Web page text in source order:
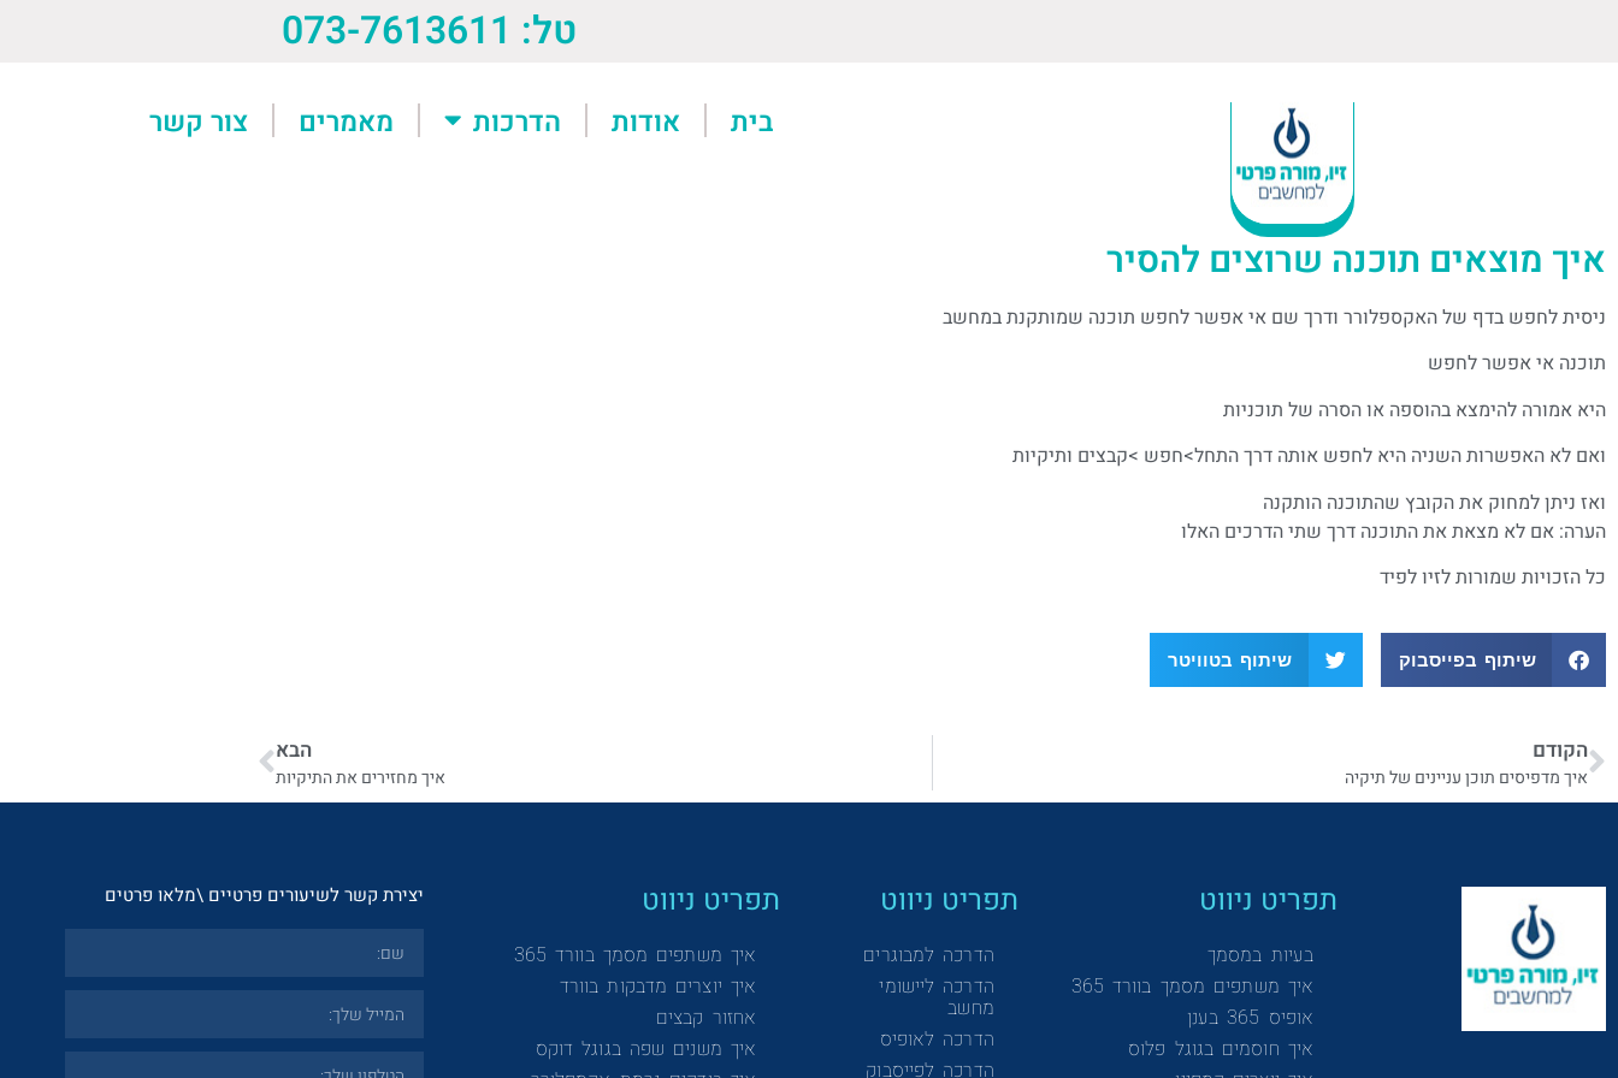
טל: 073-7613611
בית אודות הדרכות מאמרים צור קשר
איך מוצאים תוכנה שרוצים להסיר
ניסית לחפש בדף של האקספלורר ודרך שם אי אפשר לחפש תוכנה שמותקנת במחשב
תוכנה אי אפשר לחפש
היא אמורה להימצא בהוספה או הסרה של תוכניות
ואם לא האפשרות השניה היא לחפש אותה דרך התחל>חפש >קבצים ותיקיות
ואז ניתן למחוק את הקובץ שהתוכנה הותקנה
הערה: אם לא מצאת את התוכנה דרך שתי הדרכים האלו
כל הזכויות שמורות לזיו לפיד
שיתוף בפייסבוק שיתוף בטוויטר
הקודם
איך מדפיסים תוכן עניינים של תיקיה
הבא
איך מחזירים את התיקיות
תפריט ניווט
בעיות במסמך
איך משתפים מסמך בוורד 365
אופיס 365 בענן
איך חוסמים בגוגל פלוס
תפריט ניווט
הדרכה למבוגרים
הדרכה ליישומי
מחשב
הדרכה לאופיס
הדרכה לפייסבוק
תפריט ניווט
איך משתפים מסמך בוורד 365
איך יוצרים מדבקות בוורד
אחזור קבצים
איך משנים שפה בגוגל דוקס
יצירת קשר לשיעורים פרטיים \מלאו פרטים